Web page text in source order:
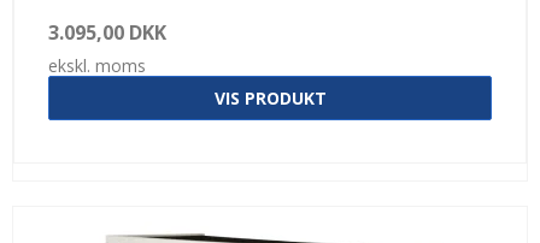
3.095,00 DKK
ekskl. moms
VIS PRODUKT